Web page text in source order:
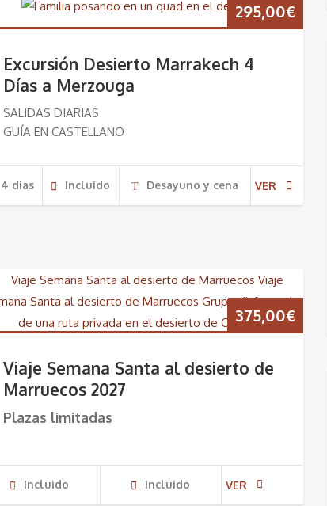
295,00€
Excursión Desierto Marrakech 4
Días a Merzouga
SALIDAS DIARIAS
GUÍA EN CASTELLANO
4 dias Incluido Desayuno y cena VER
375,00€
Viaje Semana Santa al desierto de
Marruecos 2027
Plazas limitadas
Incluido Incluido VER